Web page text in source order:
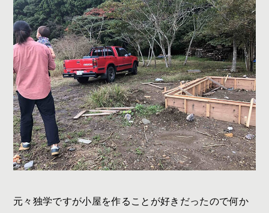
元々独学ですが小屋を作ることが好きだったので何か